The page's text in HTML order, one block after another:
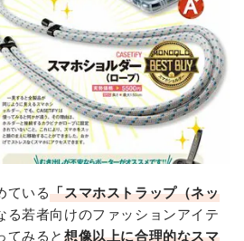
ている「スマホストラップ（ネッ
る若者向けのファッションアイテ
てみると想像以上に合理的なスマ